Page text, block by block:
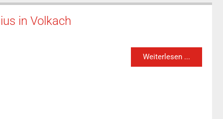
in Volkach
Weiterlesen ...